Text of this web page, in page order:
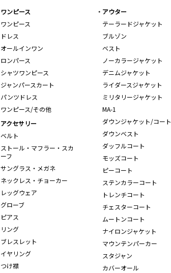
ワンピース
ワンピース
ドレス
オールインワン
ロンパース
シャツワンピース
ジャンパースカート
パンツドレス
ワンピース/その他
アウター
テーラードジャケット
ブルゾン
ベスト
ノーカラージャケット
デニムジャケット
ライダースジャケット
ミリタリージャケット
MA-1
ダウンジャケット/コート
ダウンベスト
ダッフルコート
モッズコート
ピーコート
ステンカラーコート
トレンチコート
チェスターコート
ムートンコート
ナイロンジャケット
マウンテンパーカー
スタジャン
カバーオール
アクセサリー
ベルト
ストール・マフラー・スカ
ーフ
サングラス・メガネ
ネックレス・チョーカー
レッグウェア
グローブ
ピアス
リング
ブレスレット
イヤリング
つけ襟